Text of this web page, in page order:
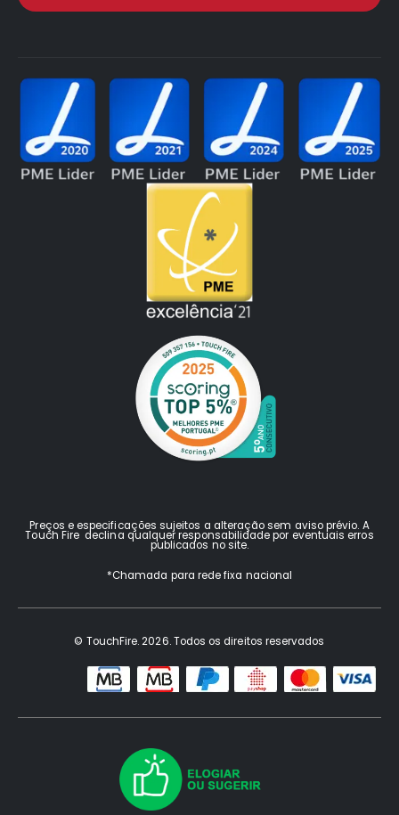
Preços e especificações sujeitos a alteração sem aviso prévio. A
Touch Fire declina qualquer responsabilidade por eventuais erros
publicados no site.
*Chamada para rede fixa nacional
© TouchFire. 2026. Todos os direitos reservados